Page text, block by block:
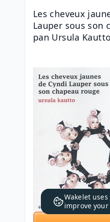
Les cheveux
Lauper sous son
pan Ursula Kautto
Wakelet uses
improve